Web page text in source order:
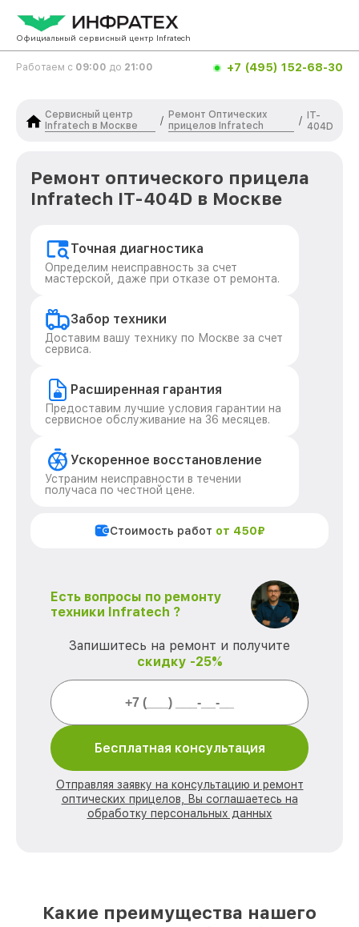
Официальный сервисный центр Infratech
Работаем с 09:00 до 21:00 +7 (495) 152-68-30
Сервисный центр
Infratech в Москве
/
Ремонт Оптических
прицелов Infratech
/ IT-
404D
Ремонт оптического прицела
Infratech IT-404D в Москве
Точная диагностика
Определим неисправность за счет
мастерской, даже при отказе от ремонта.
Забор техники
Доставим вашу технику по Москве за счет
сервиса.
Расширенная гарантия
Предоставим лучшие условия гарантии на
сервисное обслуживание на 36 месяцев.
Ускоренное восстановление
Устраним неисправности в течении
получаса по честной цене.
Стоимость работ от 450₽
Есть вопросы по ремонту
техники Infratech ?
Запишитесь на ремонт и получите
скидку -25%
Бесплатная консультация
Отправляя заявку на консультацию и ремонт
оптических прицелов, Вы соглашаетесь на
обработку персональных данных
Какие преимущества нашего